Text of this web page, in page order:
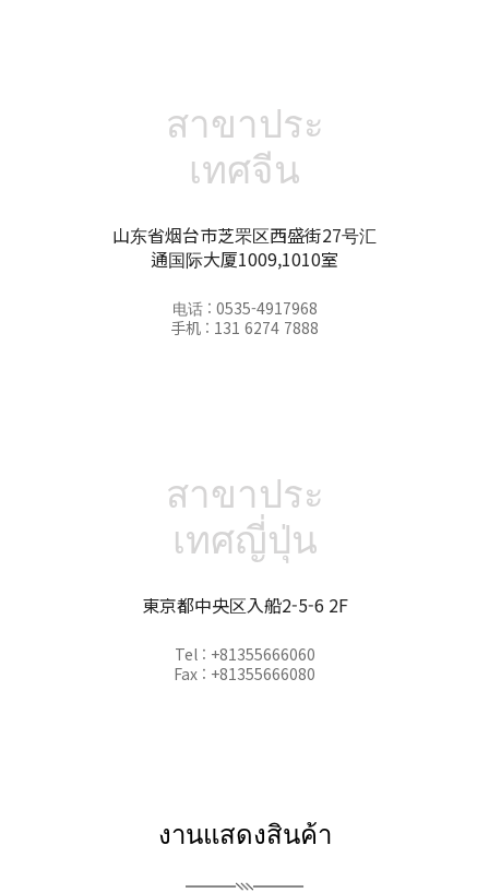
สาขาประ
เทศจีน
山东省烟台市芝罘区西盛街27号汇
通国际大厦1009,1010室
电话 : 0535-4917968
手机 : 131 6274 7888
สาขาประ
เทศญี่ปุ่น
東京都中央区入船2-5-6 2F
Tel : +81355666060
Fax : +81355666080
งานแสดงสินค้า